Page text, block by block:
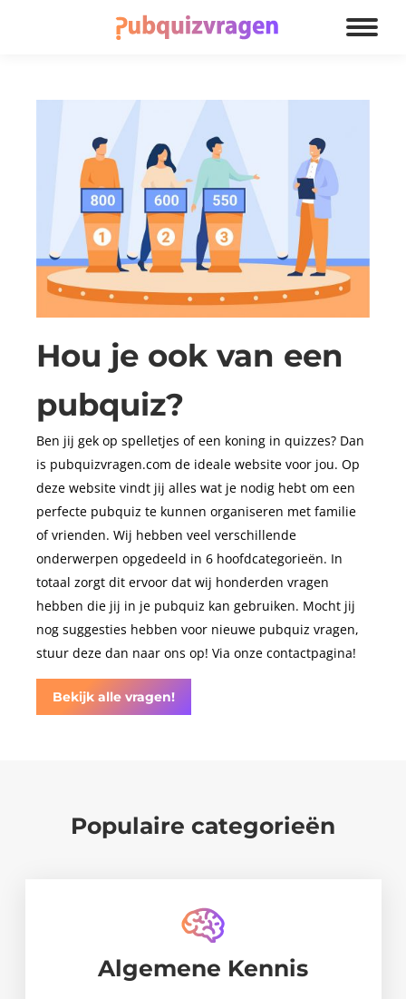
Hou je ook van een
pubquiz?
Ben jij gek op spelletjes of een koning in quizzes? Dan
is pubquizvragen.com de ideale website voor jou. Op
deze website vindt jij alles wat je nodig hebt om een
perfecte pubquiz te kunnen organiseren met familie
of vrienden. Wij hebben veel verschillende
onderwerpen opgedeeld in 6 hoofdcategorieën. In
totaal zorgt dit ervoor dat wij honderden vragen
hebben die jij in je pubquiz kan gebruiken. Mocht jij
nog suggesties hebben voor nieuwe pubquiz vragen,
stuur deze dan naar ons op! Via onze contactpagina!
Bekijk alle vragen!
Populaire categorieën
Algemene Kennis